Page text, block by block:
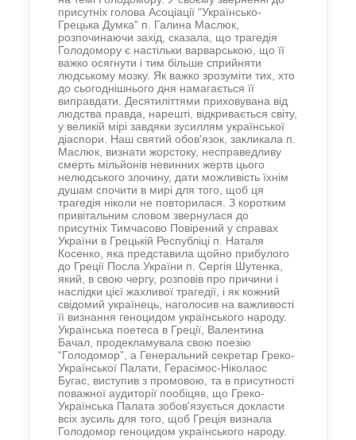
присутніх голова Асоціації “Українсько-
Грецька Думка” п. Галина Маслюк,
розпочинаючи захід, сказала, що трагедія
Голодомору є настільки варварською, що її
важко осягнути і тим більше сприйняти
людському мозку. Як важко зрозуміти тих, хто
до сьогоднішнього дня намагається її
виправдати. Десятиліттями приховувана від
людства правда, нарешті, відкривається світу,
у великій мірі завдяки зусиллям української
діаспори. Наш святий обов'язок, закликала п.
Маслюк, визнати жорстоку, несправедливу
смерть мільйонів невинних жертв цього
нелюдського злочину, дати можливість їхнім
душам спочити в мирі для того, щоб ця
трагедія ніколи не повторилася. З коротким
привітальним словом звернулася до
присутніх Тимчасово Повірений у справах
України в Грецькій Республіці п. Наталя
Косенко, яка представила щойно прибулого
до Греції Посла України п. Сергія Шутенка,
який, в свою чергу, розповів про причини і
наслідки цієї жахливої трагедії, і як кожний
свідомий українець, наголосив на важливості
її визнання геноцидом українського народу.
Українська поетеса в Греції, Валентина
Бачал, продекламувала свою поезію
“Голодомор”, а Генеральний секретар Греко-
Української Палати, Герасімос-Ніколаос
Бугас, виступив з промовою, та в присутності
поважної аудиторії пообіцяв, що Греко-
Українська Палата зобов'язується докласти
всіх зусиль для того, щоб Греція визнала
Голодомор геноцидом українського народу.